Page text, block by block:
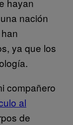
nación
ya que los
compañero
al
de